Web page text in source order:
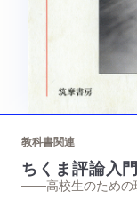
教科書関連
ちくま評論入
——高校生のための